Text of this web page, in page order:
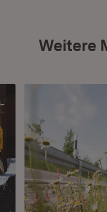
Weitere